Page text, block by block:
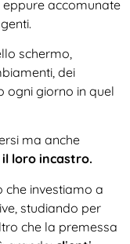
accomunate
schermo,
dei
ogni giorno in quel
ma anche
loro incastro.
che investiamo a
studiando per
che la premessa